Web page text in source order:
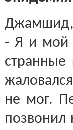
Джамшид,
- Я и мой
не мог.
позвонил